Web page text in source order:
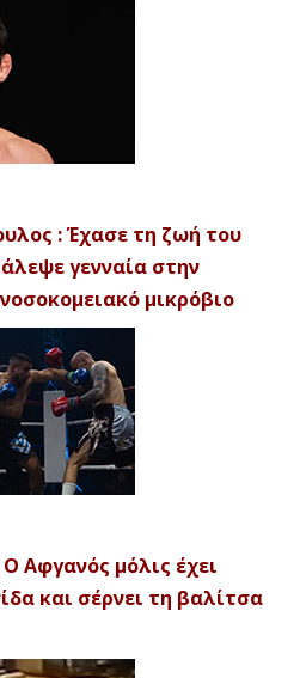
: Έχασε τη ζωή του
γενναία στην
μικρόβιο
Αφγανός μόλις έχει
και σέρνει τη βαλίτσα